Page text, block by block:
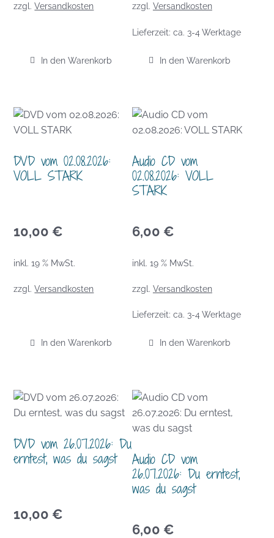
zzgl.Versandkosten
In den Warenkorb
zzgl. Versandkosten
Lieferzeit: ca. 3-4 Werktage
In den Warenkorb
DVD vom 02.08.2026:
VOLL STARK
10,00 €
inkl. 19 % MwSt.
zzgl.Versandkosten
In den Warenkorb
Audio CD vom
02.08.2026: VOLL
STARK
6,00 €
inkl. 19 % MwSt.
zzgl. Versandkosten
Lieferzeit: ca. 3-4 Werktage
In den Warenkorb
DVD vom 26.07.2026: Du
erntest, was du sagst
10,00 €
Audio CD vom
26.07.2026: Du erntest,
was du sagst
6,00 €